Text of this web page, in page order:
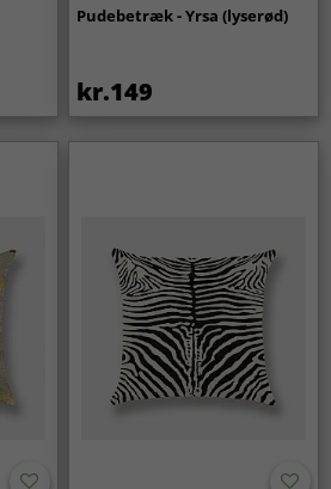
Pudebetræk - Yrsa (lyserød)
kr.149